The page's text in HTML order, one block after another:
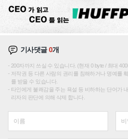
기사댓글0개
200자까지 쓰실 수 있습니다. (현재 0 byte / 최대
저작권 등 다른 사람의 권리를 침해하거나 명예를
를 받을 수 있습니다.
타인에게 불쾌감을 주는 욕설 등 비하하는 단어가
리자의 판단에 의해 삭제 합니다.